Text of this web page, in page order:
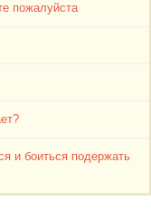
пожалуйста
и боиться подержать